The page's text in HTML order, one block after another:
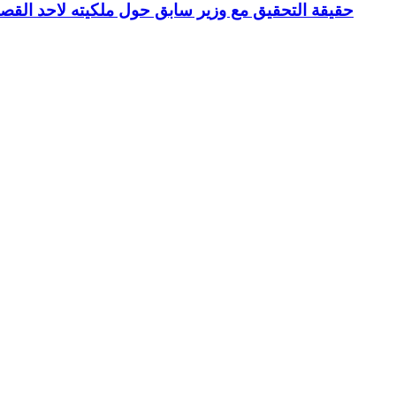
حقيقة التحقيق مع وزير سابق حول ملكيته لاحد